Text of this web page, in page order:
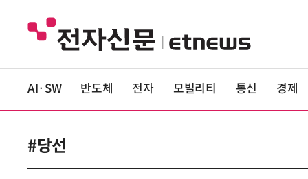
AI·SW 반도체 전자 모빌리티 통신 경제
#당선